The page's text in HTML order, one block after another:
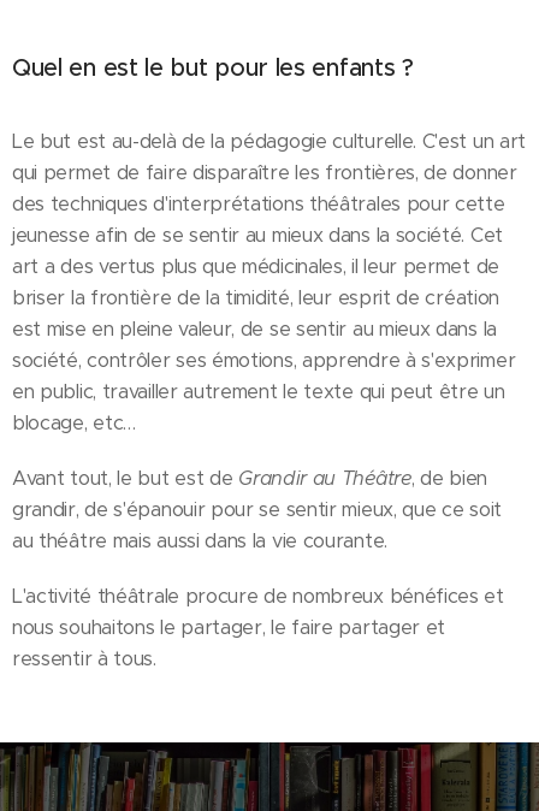
Quel en est le but pour les enfants ?
Le but est au-delà de la pédagogie culturelle. C'est un art
qui permet de faire disparaître les frontières, de donner
des techniques d'interprétations théâtrales pour cette
jeunesse afin de se sentir au mieux dans la société. Cet
art a des vertus plus que médicinales, il leur permet de
briser la frontière de la timidité, leur esprit de création
est mise en pleine valeur, de se sentir au mieux dans la
société, contrôler ses émotions, apprendre à s'exprimer
en public, travailler autrement le texte qui peut être un
blocage, etc…
Avant tout, le but est de Grandir au Théâtre, de bien
grandir, de s'épanouir pour se sentir mieux, que ce soit
au théâtre mais aussi dans la vie courante.
L'activité théâtrale procure de nombreux bénéfices et
nous souhaitons le partager, le faire partager et
ressentir à tous.